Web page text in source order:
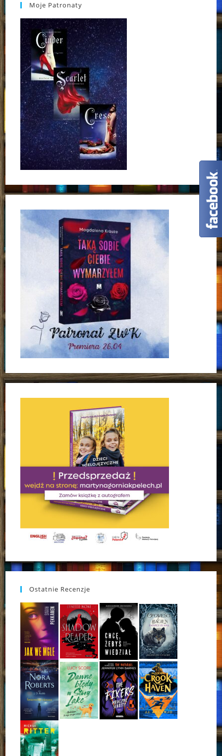
Moje Patronaty
Ostatnie Recenzje